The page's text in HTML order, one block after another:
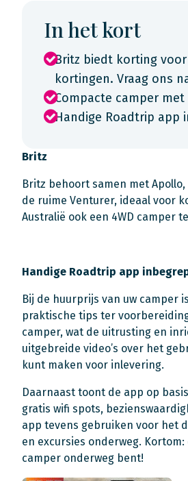
In het kort
Britz biedt korting voor
kortingen. Vraag ons
Compacte camper
Handige Roadtrip app
Britz
Britz behoort samen met
de ruime Venturer, ideaal voor
Australië ook een 4WD camper
Handige Roadtrip app
Bij de huurprijs van uw camper
praktische tips ter
camper, wat de uitrusting en
uitgebreide video’s over het
kunt maken voor inlevering.
Daarnaast toont de app op
gratis wifi spots,
app tevens gebruiken voor het
en excursies onderweg.
camper onderweg bent!